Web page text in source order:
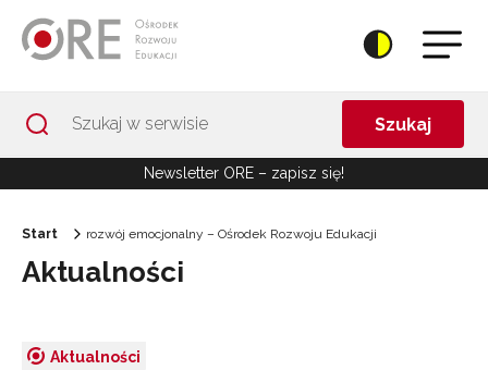
Szukaj
Newsletter ORE – zapisz się!
Start rozwój emocjonalny – Ośrodek Rozwoju Edukacji
Aktualności
Aktualności